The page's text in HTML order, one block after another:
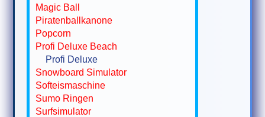
Magic Ball
Piratenballkanone
Popcorn
Profi Deluxe Beach
Profi Deluxe
Snowboard Simulator
Softeismaschine
Sumo Ringen
Surfsimulator